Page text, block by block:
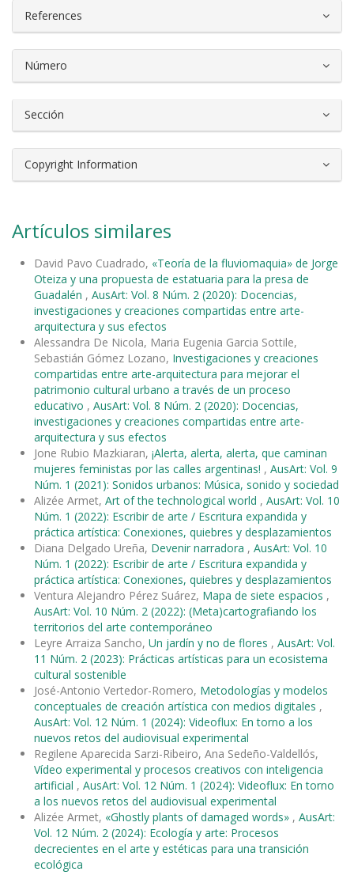
References
Número
Sección
Copyright Information
Artículos similares
David Pavo Cuadrado, «Teoría de la fluviomaquia» de Jorge
Oteiza y una propuesta de estatuaria para la presa de
Guadalén , AusArt: Vol. 8 Núm. 2 (2020): Docencias,
investigaciones y creaciones compartidas entre arte-
arquitectura y sus efectos
Alessandra De Nicola, Maria Eugenia Garcia Sottile,
Sebastián Gómez Lozano, Investigaciones y creaciones
compartidas entre arte-arquitectura para mejorar el
patrimonio cultural urbano a través de un proceso
educativo , AusArt: Vol. 8 Núm. 2 (2020): Docencias,
investigaciones y creaciones compartidas entre arte-
arquitectura y sus efectos
Jone Rubio Mazkiaran, ¡Alerta, alerta, alerta, que caminan
mujeres feministas por las calles argentinas! , AusArt: Vol. 9
Núm. 1 (2021): Sonidos urbanos: Música, sonido y sociedad
Alizée Armet, Art of the technological world , AusArt: Vol. 10
Núm. 1 (2022): Escribir de arte / Escritura expandida y
práctica artística: Conexiones, quiebres y desplazamientos
Diana Delgado Ureña, Devenir narradora , AusArt: Vol. 10
Núm. 1 (2022): Escribir de arte / Escritura expandida y
práctica artística: Conexiones, quiebres y desplazamientos
Ventura Alejandro Pérez Suárez, Mapa de siete espacios ,
AusArt: Vol. 10 Núm. 2 (2022): (Meta)cartografiando los
territorios del arte contemporáneo
Leyre Arraiza Sancho, Un jardín y no de flores , AusArt: Vol.
11 Núm. 2 (2023): Prácticas artísticas para un ecosistema
cultural sostenible
José-Antonio Vertedor-Romero, Metodologías y modelos
conceptuales de creación artística con medios digitales ,
AusArt: Vol. 12 Núm. 1 (2024): Videoflux: En torno a los
nuevos retos del audiovisual experimental
Regilene Aparecida Sarzi-Ribeiro, Ana Sedeño-Valdellós,
Vídeo experimental y procesos creativos con inteligencia
artificial , AusArt: Vol. 12 Núm. 1 (2024): Videoflux: En torno
a los nuevos retos del audiovisual experimental
Alizée Armet, «Ghostly plants of damaged words» , AusArt:
Vol. 12 Núm. 2 (2024): Ecología y arte: Procesos
decrecientes en el arte y estéticas para una transición
ecológica